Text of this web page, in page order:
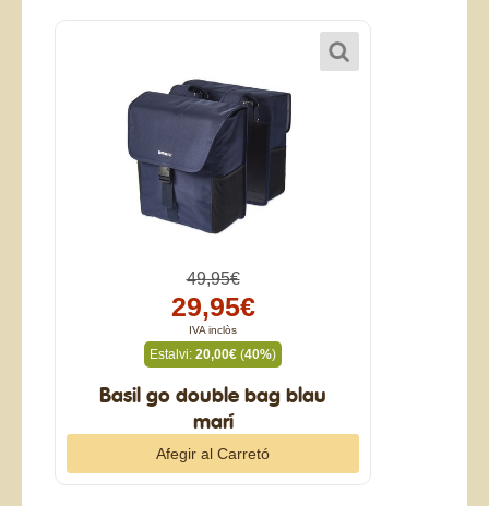
49,95€
29,95€
IVA inclòs
Estalvi: 20,00€ (40%)
Basil go double bag blau
marí